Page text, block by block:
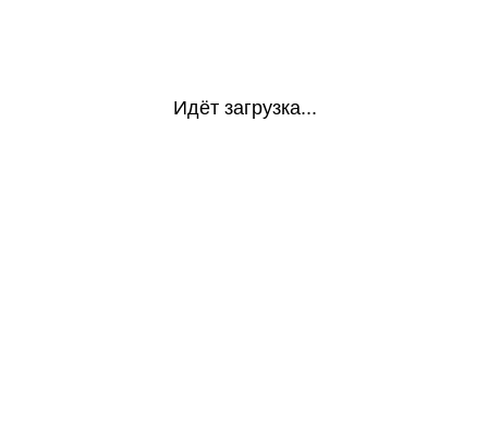
Идёт загрузка...